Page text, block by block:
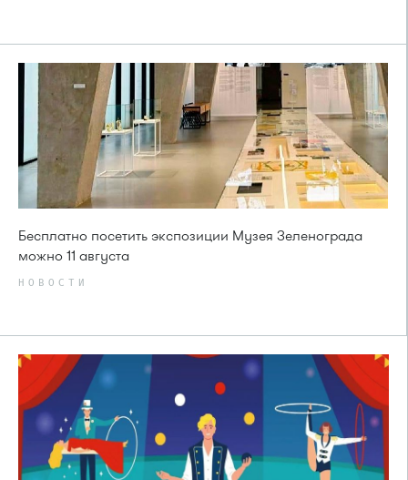
Бесплатно посетить экспозиции Музея Зеленограда
можно 11 августа
НОВОСТИ